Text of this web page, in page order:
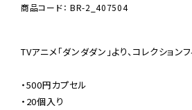
商品コード： BR-2_407504
TVアニメ「ダンダダン」より、コレクション
・500円カプセル
・20個入り